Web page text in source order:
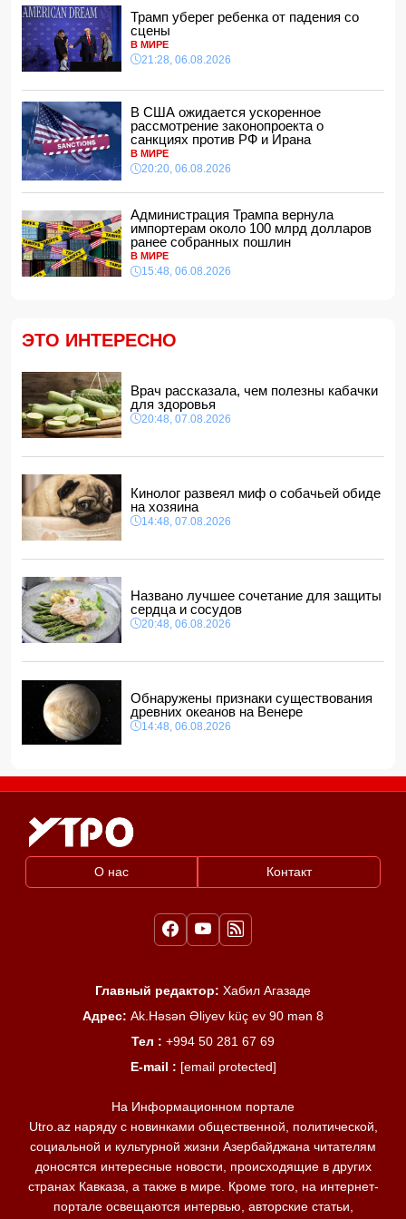
Кинолог развеял миф о собачьей обиде на хозяина
14:48, 07.08.2026
По делу Arzum 9999 назначена повторная комплексная
экспертиза
ЕС ввел новые санкции против России
14:34, 07.08.2026
Ужасающие подробности убийства мужа и жены в
Тертерском районе
14:28, 07.08.2026
14:14, 07.08.2026
Сына Абеля Магеррамова отозвали от должности посла
14:10, 07.08.2026
14:04, 07.08.2026
дипломатами
14:00, 07.08.2026
Прогноз погоды в Азербайджане на 8 августа
12:48, 07.08.2026
В Азербайджане ищут сотрудников с зарплатой до 10
12:40, 07.08.2026
Трамп уберег ребенка от падения со
сцены
В МИРЕ
21:28, 06.08.2026
В США ожидается ускоренное
рассмотрение законопроекта о
санкциях против РФ и Ирана
В МИРЕ
20:20, 06.08.2026
Администрация Трампа вернула
импортерам около 100 млрд долларов
ранее собранных пошлин
В МИРЕ
15:48, 06.08.2026
ЭТО ИНТЕРЕСНО
Врач рассказала, чем полезны кабачки
для здоровья
20:48, 07.08.2026
Кинолог развеял миф о собачьей обиде
на хозяина
14:48, 07.08.2026
Названо лучшее сочетание для защиты
сердца и сосудов
20:48, 06.08.2026
Обнаружены признаки существования
древних океанов на Венере
14:48, 06.08.2026
О нас Контакт
Главный редактор: Хабил Агазаде
Адрес: Ak.Həsən Əliyev küç ev 90 mən 8
Тел : +994 50 281 67 69
E-mail : [email protected]
На Информационном портале
Utro.az наряду с новинками общественной, политической,
социальной и культурной жизни Азербайджана читателям
доносятся интересные новости, происходящие в других
странах Кавказа, а также в мире. Кроме того, на интернет-
портале освещаются интервью, авторские статьи,